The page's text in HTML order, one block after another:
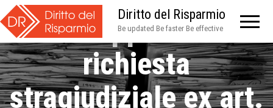
Diritto del Risparmio
Be updated Be faster Be effective
Sul rapporto tra
richiesta
stragiudiziale ex art.